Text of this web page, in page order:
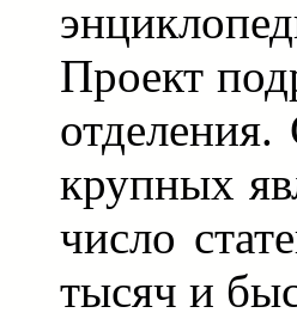
Проект
крупных
число
тысяч и